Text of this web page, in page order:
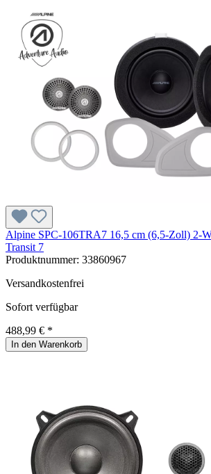
Alpine SPC-106TRA7 16,5 cm (6,5-Zoll) 2-
Transit 7
Produktnummer: 33860967
Versandkostenfrei
Sofort verfügbar
488,99 € *
In den Warenkorb